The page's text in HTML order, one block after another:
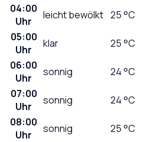
04:00
Uhr
leicht bewölkt 25°C
05:00
Uhr
klar 25°C
06:00
Uhr
sonnig 24°C
07:00
Uhr
sonnig 24°C
08:00
Uhr
sonnig 25°C